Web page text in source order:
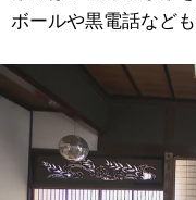
ボールや黒電話など